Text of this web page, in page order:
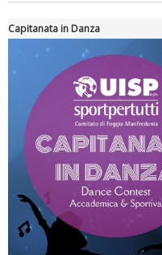
Capitanata in Danza